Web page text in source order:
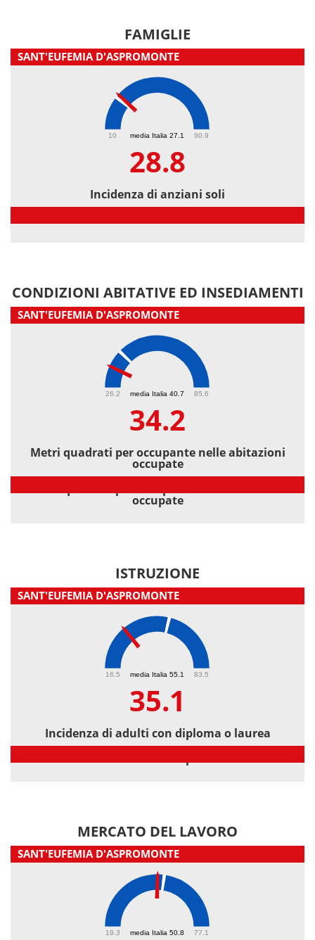
FAMIGLIE
SANT'EUFEMIA D'ASPROMONTE
media Italia 27.1
10 90.9
28.8
Incidenza di anziani soli
CONDIZIONI ABITATIVE ED INSEDIAMENTI
SANT'EUFEMIA D'ASPROMONTE
media Italia 40.7
26.2 85.6
34.2
Metri quadrati per occupante nelle abitazioni
occupate
occupate
ISTRUZIONE
SANT'EUFEMIA D'ASPROMONTE
media Italia 55.1
16.5 83.5
35.1
Incidenza di adulti con diploma o laurea
MERCATO DEL LAVORO
SANT'EUFEMIA D'ASPROMONTE
media Italia 50.8
19.3 77.1